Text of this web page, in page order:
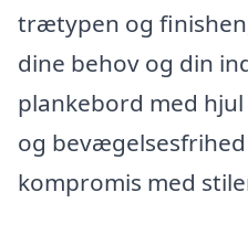
trætypen og
dine behov og din
plankebord med
og
kompromis med